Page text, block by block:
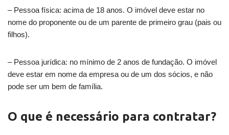
– Pessoa física: acima de 18 anos. O imóvel deve estar no
nome do proponente ou de um parente de primeiro grau (pais ou
filhos).
– Pessoa jurídica: no mínimo de 2 anos de fundação. O imóvel
deve estar em nome da empresa ou de um dos sócios, e não
pode ser um bem de família.
O que é necessário para contratar?